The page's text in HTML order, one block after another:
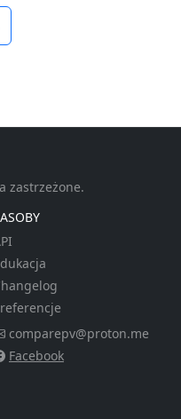
zastrzeżone.
comparepv@proton.me
Facebook